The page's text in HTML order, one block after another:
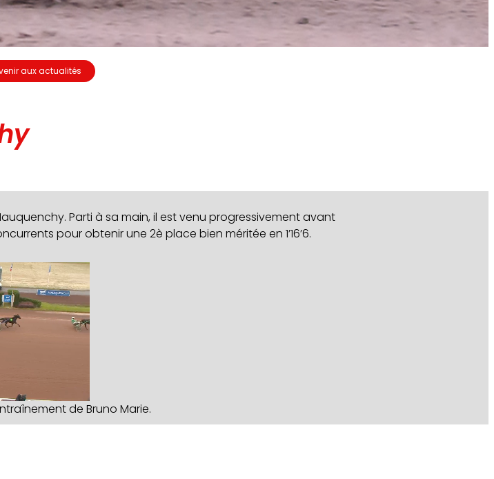
aux actualités
Parti à sa main, il est venu progressivement avant
pour obtenir une 2è place bien méritée en 1’16’6.
de Bruno Marie.